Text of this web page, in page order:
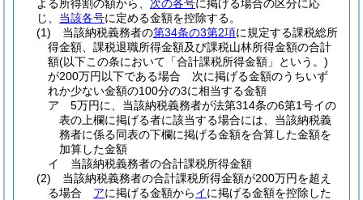
よる所得割の額から、 次の各号に掲げる場合の区分に応
じ、 当該各号に定める金額を控除する。
(1)
当該納税義務者の第34条の3第2項に規定する課税総所
得金額、課税退職所得金額及び課税山林所得金額の合計
額(以下この条において「合計課税所得金額」という。)
が200万円以下である場合 次に掲げる金額のうちいず
れか少ない金額の100分の3に相当する金額
ア
5万円に、当該納税義務者が法第314条の6第1号イの
表の上欄に掲げる者に該当する場合には、当該納税義
務者に係る同表の下欄に掲げる金額を合算した金額を
加算した金額
イ
当該納税義務者の合計課税所得金額
(2)
当該納税義務者の合計課税所得金額が200万円を超え
る場合 アに掲げる金額からイに掲げる金額を控除した